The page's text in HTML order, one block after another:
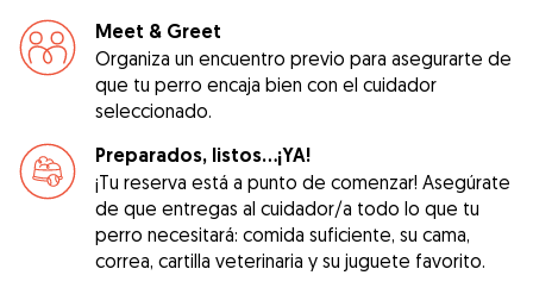
Meet & Greet
Organiza un encuentro previo para asegurarte de
que tu perro encaja bien con el cuidador
seleccionado.
Preparados, listos...¡YA!
¡Tu reserva está a punto de comenzar! Asegúrate
de que entregas al cuidador/a todo lo que tu
perro necesitará: comida suficiente, su cama,
correa, cartilla veterinaria y su juguete favorito.